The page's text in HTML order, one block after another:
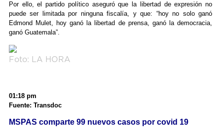
Por ello, el partido político aseguró que la libertad de expresión no
puede ser limitada por ninguna fiscalía, y que: “hoy no solo ganó
Edmond Mulet, hoy ganó la libertad de prensa, ganó la democracia,
ganó Guatemala”.
Foto: LA HORA
01:18 pm
Fuente: Transdoc
MSPAS comparte 99 nuevos casos por covid 19